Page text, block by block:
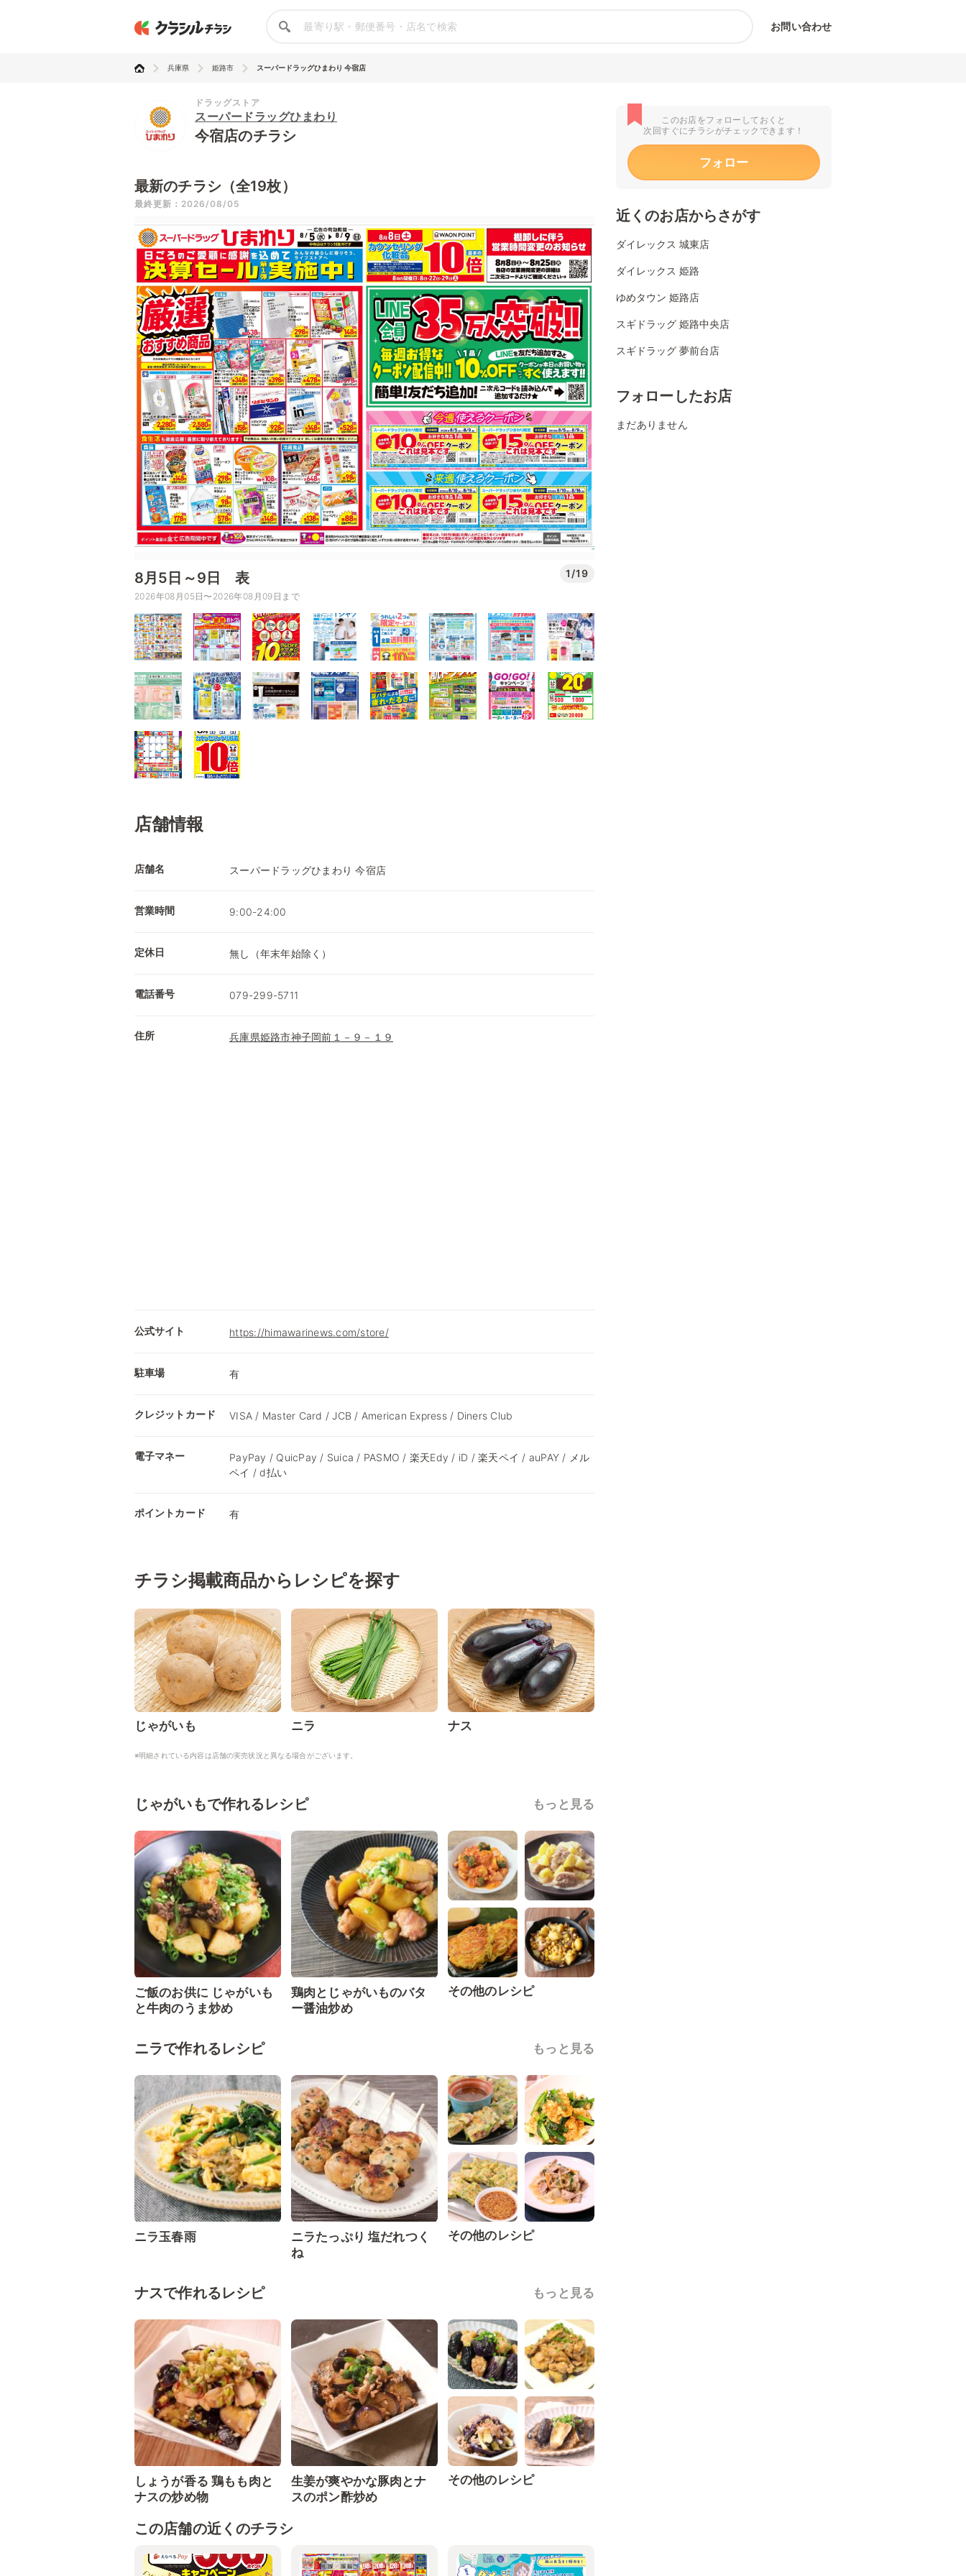
お問い合わせ
兵庫県 姫路市 スーパードラッグひまわり 今宿店
ドラッグストア
スーパードラッグひまわり
今宿店のチラシ
最新のチラシ（全19枚）
最終更新：2026/08/05
8月5日～9日 表 1/19
2026年08月05日〜2026年08月09日まで
店舗情報
店舗名 スーパードラッグひまわり 今宿店
営業時間 9:00-24:00
定休日 無し（年末年始除く）
電話番号 079-299-5711
住所 兵庫県姫路市神子岡前１－９－１９
公式サイト https://himawarinews.com/store/
駐車場 有
クレジットカード VISA / Master Card / JCB / American Express / Diners Club
電子マネー
PayPay / QuicPay / Suica / PASMO / 楽天Edy / iD / 楽天ペイ / auPAY / メル
ペイ / d払い
ポイントカード 有
チラシ掲載商品からレシピを探す
じゃがいも ニラ ナス
※明細されている内容は店舗の実売状況と異なる場合がございます。
じゃがいもで作れるレシピ もっと見る
ご飯のお供に じゃがいも
と牛肉のうま炒め
鶏肉とじゃがいものバタ
ー醤油炒め
その他のレシピ
ニラで作れるレシピ もっと見る
ニラ玉春雨
ニラたっぷり 塩だれつく
ね
その他のレシピ
ナスで作れるレシピ もっと見る
しょうが香る 鶏もも肉と
ナスの炒め物
生姜が爽やかな豚肉とナ
スのポン酢炒め
その他のレシピ
この店舗の近くのチラシ
このお店をフォローしておくと
次回すぐにチラシがチェックできます！
フォロー
近くのお店からさがす
ダイレックス 城東店
ダイレックス 姫路
ゆめタウン 姫路店
スギドラッグ 姫路中央店
スギドラッグ 夢前台店
フォローしたお店
まだありません